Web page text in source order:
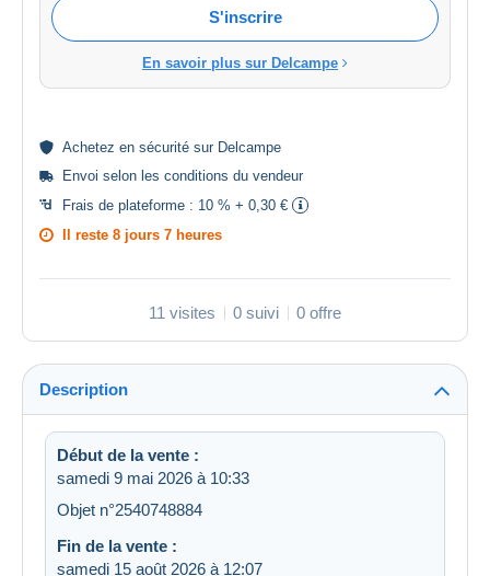
S'inscrire
En savoir plus sur Delcampe
Achetez en sécurité sur Delcampe
Envoi selon les conditions du vendeur
Frais de plateforme : 10 % + 0,30 €
Il reste 8 jours 7 heures
11 visites 0 suivi 0 offre
Description
Début de la vente :
samedi 9 mai 2026 à 10:33
Objet n°2540748884
Fin de la vente :
samedi 15 août 2026 à 12:07